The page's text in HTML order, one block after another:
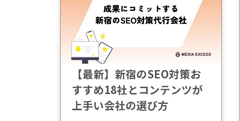
【最新】新宿のSEO対策お
すすめ18社とコンテンツが
上手い会社の選び方